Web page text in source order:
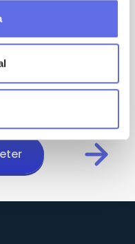
en IT-förståelse och